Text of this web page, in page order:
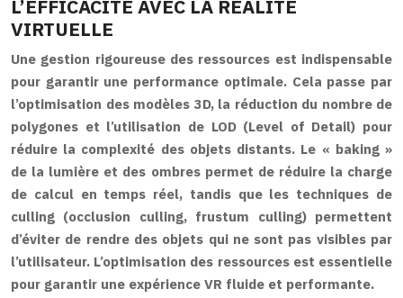
L’EFFICACITÉ AVEC LA RÉALITÉ
VIRTUELLE
Une gestion rigoureuse des ressources est indispensable
pour garantir une performance optimale. Cela passe par
l’optimisation des modèles 3D, la réduction du nombre de
polygones et l’utilisation de LOD (Level of Detail) pour
réduire la complexité des objets distants. Le « baking »
de la lumière et des ombres permet de réduire la charge
de calcul en temps réel, tandis que les techniques de
culling (occlusion culling, frustum culling) permettent
d’éviter de rendre des objets qui ne sont pas visibles par
l’utilisateur. L’optimisation des ressources est essentielle
pour garantir une expérience VR fluide et performante.